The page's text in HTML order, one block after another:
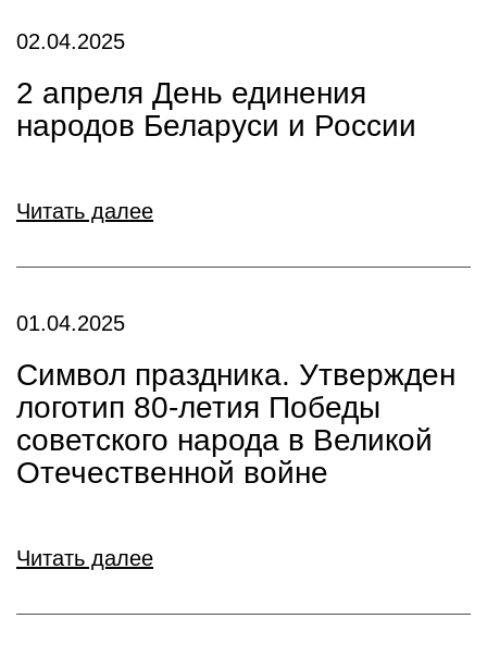
02.04.2025
2 апреля День единения
народов Беларуси и России
Читать далее
01.04.2025
Символ праздника. Утвержден
логотип 80-летия Победы
советского народа в Великой
Отечественной войне
Читать далее